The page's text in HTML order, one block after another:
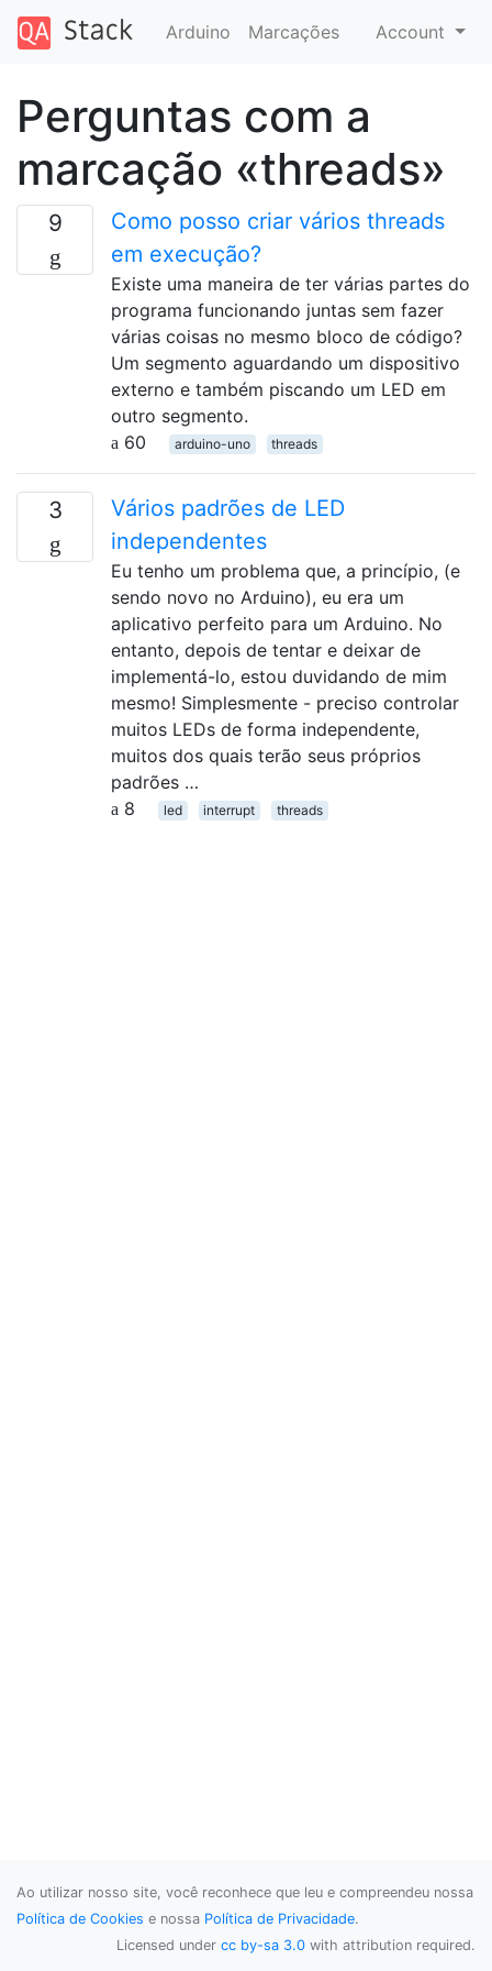
Arduino Marcações Account
Perguntas com a
marcação «threads»
9
Como posso criar vários threads
em execução?
Existe uma maneira de ter várias partes do
programa funcionando juntas sem fazer
várias coisas no mesmo bloco de código?
Um segmento aguardando um dispositivo
externo e também piscando um LED em
outro segmento.
60
arduino-uno threads
3
Vários padrões de LED
independentes
Eu tenho um problema que, a princípio, (e
sendo novo no Arduino), eu era um
aplicativo perfeito para um Arduino. No
entanto, depois de tentar e deixar de
implementá-lo, estou duvidando de mim
mesmo! Simplesmente - preciso controlar
muitos LEDs de forma independente,
muitos dos quais terão seus próprios
padrões …
8
led interrupt threads
Ao utilizar nosso site, você reconhece que leu e compreendeu nossa
Política de Cookies e nossa Política de Privacidade.
Licensed under cc by-sa 3.0 with attribution required.